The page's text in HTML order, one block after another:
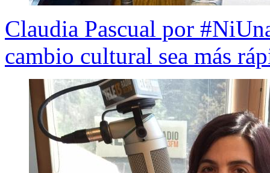
Claudia Pascual por
cambio cultural sea más